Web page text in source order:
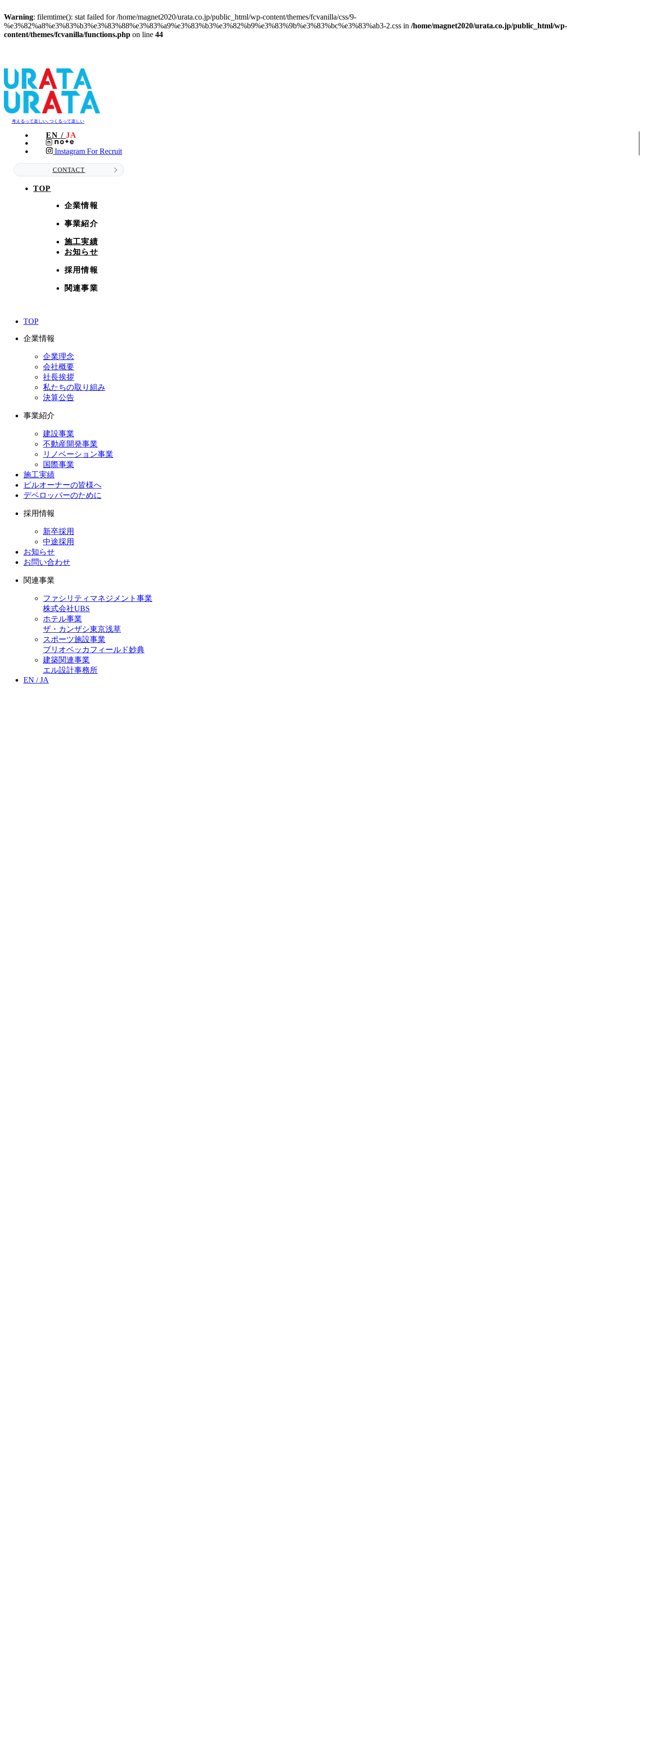
Warning: filemtime(): stat failed for /home/magnet2020/urata.co.jp/public_html/wp-content/themes/fcvanilla/css/9-
%e3%82%a8%e3%83%b3%e3%83%88%e3%83%a9%e3%83%b3%e3%82%b9%e3%83%9b%e3%83%bc%e3%83%ab3-2.css in /home/magnet2020/urata.co.jp/public_html/wp-
content/themes/fcvanilla/functions.php on line 44
考えるって楽しい､つくるって楽しい
EN / JA
Instagram For Recruit
CONTACT
TOP
企業情報
事業紹介
施工実績
お知らせ
採用情報
関連事業
TOP
企業情報
企業理念
会社概要
社長挨拶
私たちの取り組み
決算公告
事業紹介
建設事業
不動産開発事業
リノベーション事業
国際事業
施工実績
ビルオーナーの皆様へ
デベロッパーのために
採用情報
新卒採用
中途採用
お知らせ
お問い合わせ
関連事業
ファシリティマネジメント事業
株式会社UBS
ホテル事業
ザ・カンザシ東京浅草
スポーツ施設事業
ブリオベッカフィールド妙典
建築関連事業
エル設計事務所
EN /JA